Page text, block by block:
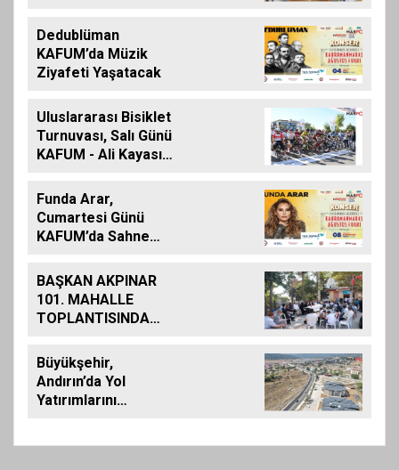
Aileleriyle Bir Araya
Geldi
Dedublüman
KAFUM’da Müzik
Ziyafeti Yaşatacak
Uluslararası Bisiklet
Turnuvası, Salı Günü
KAFUM - Ali Kayası
Funda Arar,
Cumartesi Günü
KAFUM’da Sahne
BAŞKAN AKPINAR
101. MAHALLE
TOPLANTISINDA
MAHALLESİ
SAKİNLERİYLE
BULUŞTU
Büyükşehir,
Andırın’da Yol
Yatırımlarını